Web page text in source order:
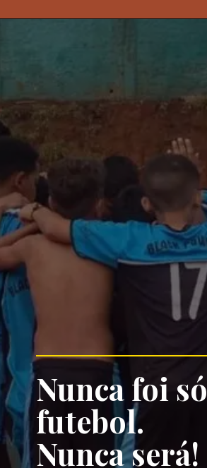
Nunca foi só
futebol.
Nunca será!